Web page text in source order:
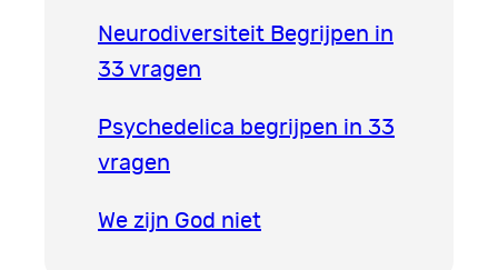
Neurodiversiteit Begrijpen in
33 vragen
Psychedelica begrijpen in 33
vragen
We zijn God niet